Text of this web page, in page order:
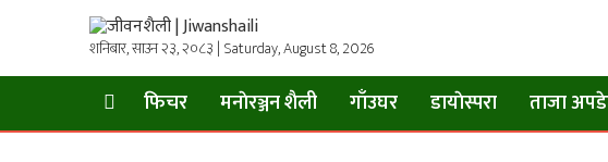
शनिबार, साउन २३, २०८३ | Saturday, August 8, 2026
फिचर मनाेरञ्जन शैली गाँउघर डायाेस्परा ताजा